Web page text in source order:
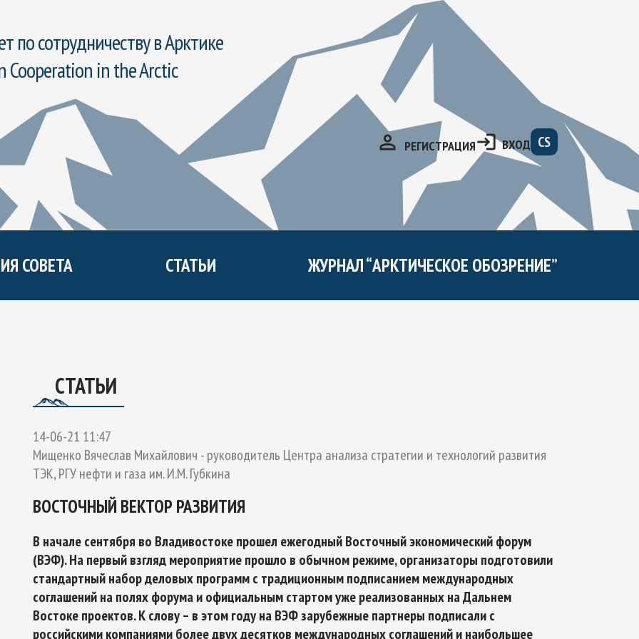
сотрудничеству в Арктике
in the Arctic
РЕГИСТРАЦИЯ ВХОД CS
РОССИЙСКОЙ ФЕДЕРАЦИИ И ОБЕСПЕЧЕНИЯ НАЦИОНАЛЬНОЙ БЕЗОПАСНОСТИ НА ПЕРИОД ДО 2035
СОВЕТА СТАТЬИ ЖУРНАЛ “АРКТИЧЕСКОЕ ОБОЗРЕНИЕ”
СТАТЬИ
14-06-21 11:47
Мищенко Вячеслав Михайлович - руководитель Центра анализа стратегии и технологий развития
ТЭК, РГУ нефти и газа им. И.М. Губкина
ВОСТОЧНЫЙ ВЕКТОР РАЗВИТИЯ
В начале сентября во Владивостоке прошел ежегодный Восточный экономический форум
(ВЭФ). На первый взгляд мероприятие прошло в обычном режиме, организаторы подготовили
стандартный набор деловых программ с традиционным подписанием международных
соглашений на полях форума и официальным стартом уже реализованных на Дальнем
Востоке проектов. К слову – в этом году на ВЭФ зарубежные партнеры подписали с
российскими компаниями более двух десятков международных соглашений и наибольшее